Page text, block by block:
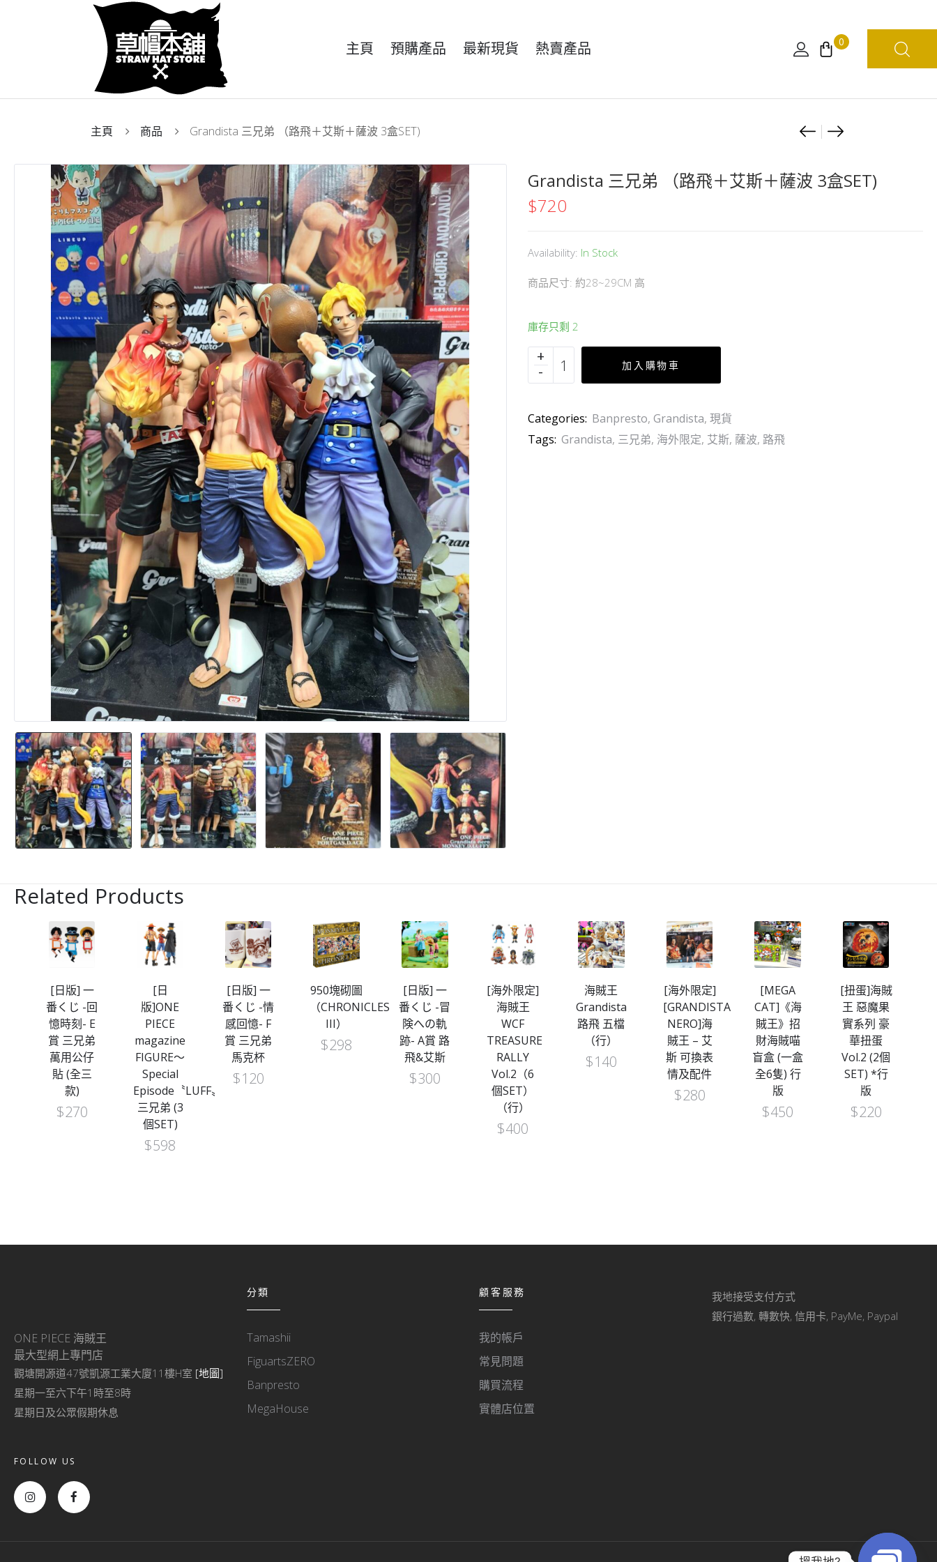
主頁 預購產品 最新現貨 熱賣產品 0
主頁 商品 Grandista 三兄弟 （路飛＋艾斯＋薩波 3盒SET)
Product
[扭
海
賊
[海
限
定]
Grandista 三兄弟 （路飛＋艾斯＋薩波 3盒SET)
$720
Availability: In Stock
商品尺寸: 約28~29CM 高
庫存只剩 2
加入購物車
Categories: Banpresto, Grandista, 現貨
Tags: Grandista, 三兄弟, 海外限定, 艾斯, 薩波, 路飛
Related Products
[日版] 一
番くじ -回
憶時刻- E
賞 三兄弟
萬用公仔
貼 (全三
款)
$270
[日
版]ONE
PIECE
magazine
FIGURE～
Special
Episode〝LUFF〟
三兄弟 (3
個SET)
$598
[日版] 一
番くじ -情
感回憶- F
賞 三兄弟
馬克杯
$120
950塊砌圖
（CHRONICLES
III）
$298
[日版] 一
番くじ -冒
険への軌
跡- A賞 路
飛&艾斯
$300
[海外限定]
海賊王
WCF
TREASURE
RALLY
Vol.2（6
個SET）
（行）
$400
海賊王
Grandista
路飛 五檔
（行）
$140
[海外限定]
[GRANDISTA
NERO]海
賊王 – 艾
斯 可換表
情及配件
$280
[MEGA
CAT]《海
賊王》招
財海賊喵
盲盒 (一盒
全6隻) 行
版
$450
[扭蛋]海賊
王 惡魔果
實系列 豪
華扭蛋
Vol.2 (2個
SET) *行
版
$220
ONE PIECE 海賊王
最大型網上專門店
觀塘開源道47號凱源工業大廈11樓H室 [地圖]
星期一至六下午1時至8時
星期日及公眾假期休息
FOLLOW US
分類
Tamashii
FiguartsZERO
Banpresto
MegaHouse
顧客服務
我的帳戶
常見問題
購買流程
實體店位置
我地接受支付方式
銀行過數, 轉數快, 信用卡, PayMe, Paypal